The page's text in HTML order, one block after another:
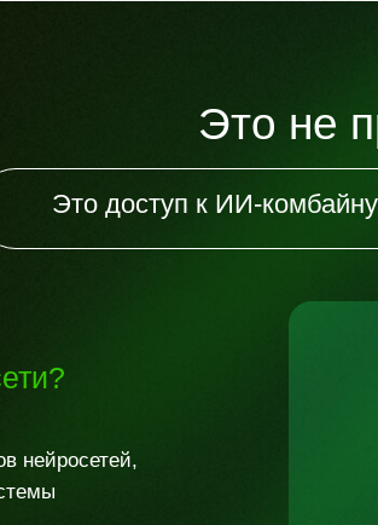
Это не
Это доступ к ИИ-
нейросетей,